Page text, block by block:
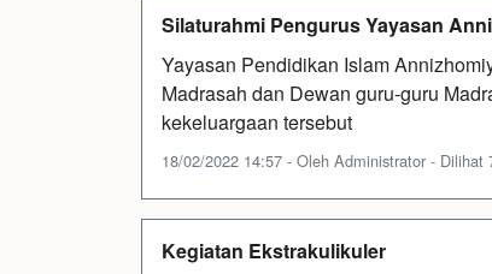
Silaturahmi Pengurus Yayasan
Yayasan Pendidikan Islam
Madrasah dan Dewan guru-guru
kekeluargaan tersebut
18/02/2022 14:57 - Oleh Administrator - Dilihat
Kegiatan Ekstrakulikuler